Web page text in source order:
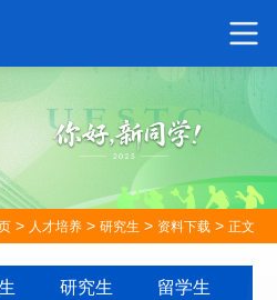
> 人才培养 > 研究生 > 资料下载 > 正文
研究生 留学生